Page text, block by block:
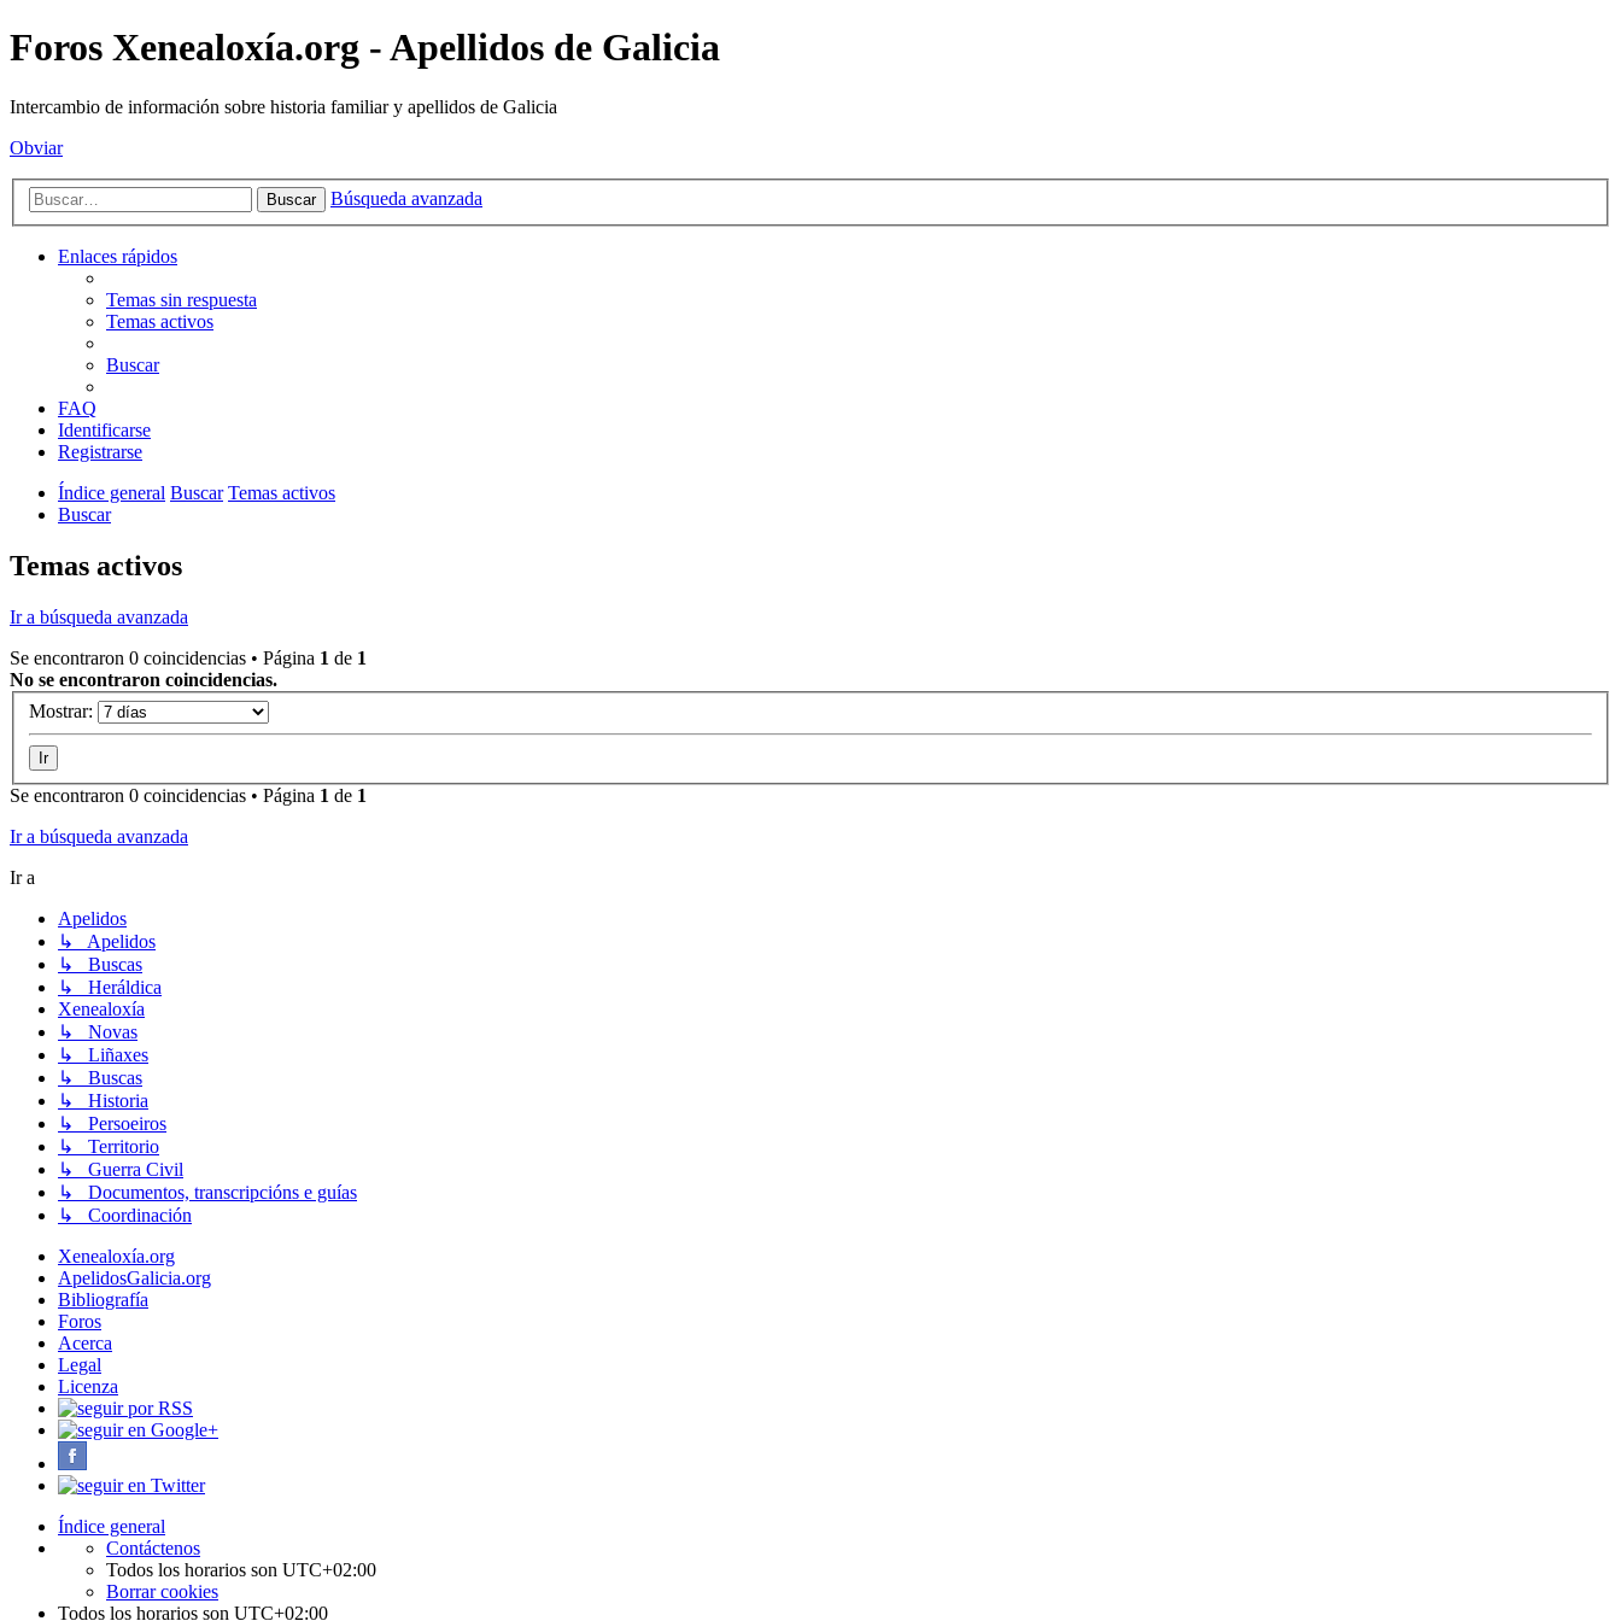
Foros Xenealoxía.org - Apellidos de Galicia
Intercambio de información sobre historia familiar y apellidos de Galicia
Obviar
Buscar Búsqueda avanzada
Enlaces rápidos
Temas sin respuesta
Temas activos
Buscar
FAQ
Identificarse
Registrarse
Índice general Buscar Temas activos
Buscar
Temas activos
Ir a búsqueda avanzada
Se encontraron 0 coincidencias • Página 1 de 1
No se encontraron coincidencias.
Mostrar:
Se encontraron 0 coincidencias • Página 1 de 1
Ir a búsqueda avanzada
Ir a
Apelidos
↳ Apelidos
↳ Buscas
↳ Heráldica
Xenealoxía
↳ Novas
↳ Liñaxes
↳ Buscas
↳ Historia
↳ Persoeiros
↳ Territorio
↳ Guerra Civil
↳ Documentos, transcripcións e guías
↳ Coordinación
Xenealoxía.org
ApelidosGalicia.org
Bibliografía
Foros
Acerca
Legal
Licenza
Índice general
Contáctenos
Todos los horarios son UTC+02:00
Borrar cookies
Todos los horarios son UTC+02:00